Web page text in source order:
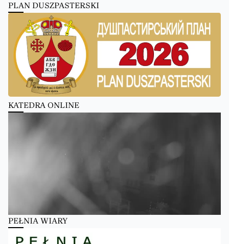
PLAN DUSZPASTERSKI
KATEDRA ONLINE
PEŁNIA WIARY